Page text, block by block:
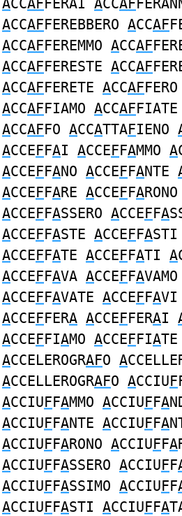
ACCAFFERAI ACCAF
ACCAFFEREBBERO ACCAF
ACCAFFEREMMO ACCAF
ACCAFFERESTE ACCAF
ACCAFFERETE ACCAFFERO
ACCAFFIAMO ACCAFFIATE
ACCAFFO ACCATTAFIENO
ACCEFFAI ACCEFFAMMO A
ACCEFFANO ACCEFFANTE
ACCEFFARE ACCEFFARONO
ACCEFFASSERO ACCEFFA
ACCEFFASTE ACCEFFASTI
ACCEFFATE ACCEFFATI A
ACCEFFAVA ACCEFFAVAMO
ACCEFFAVATE ACCEFFAVI
ACCEFFERA ACCEFFERAI
ACCEFFIAMO ACCEFFIATE
ACCELEROGRAFO A
ACCELLEROGRAFO ACCIUF
ACCIUFFAMMO ACCIUFFA
ACCIUFFANTE ACCIUFFA
ACCIUFFARONO ACCIUFFA
ACCIUFFASSERO ACCIUFF
ACCIUFFASSIMO ACCIUFF
ACCIUFFASTI ACCIUFFA